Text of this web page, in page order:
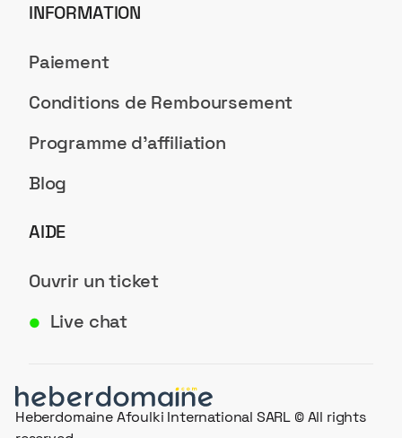
INFORMATION
Paiement
Conditions de Remboursement
Programme d'affiliation
Blog
AIDE
Ouvrir un ticket
● Live chat
Heberdomaine Afoulki International SARL © All rights